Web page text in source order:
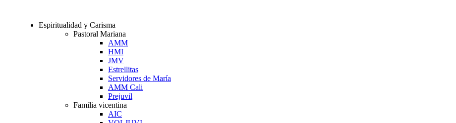
Espiritualidad y Carisma
Pastoral Mariana
AMM
HMI
JMV
Estrellitas
Servidores de María
AMM Cali
Prejuvil
Familia vicentina
AIC